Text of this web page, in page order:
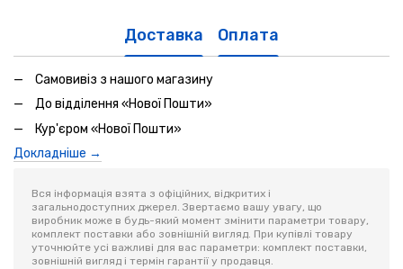
Доставка Оплата
Самовивіз з нашого магазину
До відділення «Нової Пошти»
Кур'єром «Нової Пошти»
Докладніше →
Вся інформація взята з офіційних, відкритих і
загальнодоступних джерел. Звертаємо вашу увагу, що
виробник може в будь-який момент змінити параметри товару,
комплект поставки або зовнішній вигляд. При купівлі товару
уточнюйте усі важливі для вас параметри: комплект поставки,
зовнішній вигляд і термін гарантії у продавця.